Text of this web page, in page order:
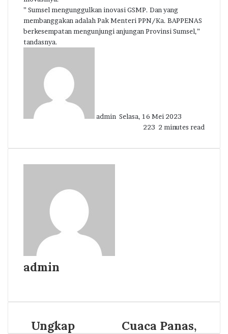
” Sumsel mengunggulkan inovasi GSMP. Dan yang
membanggakan adalah Pak Menteri PPN/Ka. BAPPENAS
berkesempatan mengunjungi anjungan Provinsi Sumsel,”
tandasnya.
admin Selasa, 16 Mei 2023
223 2 minutes read
admin
Ungkap
Cuaca Panas,